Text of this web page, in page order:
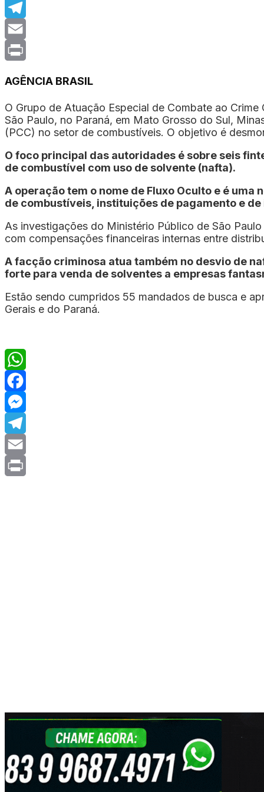
Messenger
Telegram
Email
AGÊNCIA BRASIL
O Grupo de Atuação Especial de Combate ao
São Paulo, no Paraná, em Mato Grosso do Sul,
(PCC) no setor de combustíveis. O objetivo é
O foco principal das autoridades é sobre seis
de combustível com uso de solvente (nafta).
A operação tem o nome de Fluxo Oculto e é
de combustíveis, instituições de pagamento e
As investigações do Ministério Público de São
com compensações financeiras internas entre
A facção criminosa atua também no desvio de
forte para venda de solventes a empresas
Estão sendo cumpridos 55 mandados de busca e
Gerais e do Paraná.
WhatsApp
Facebook
Messenger
Telegram
Email